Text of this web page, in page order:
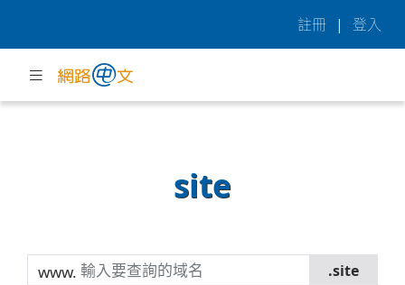
註冊 | 登入
site
www.